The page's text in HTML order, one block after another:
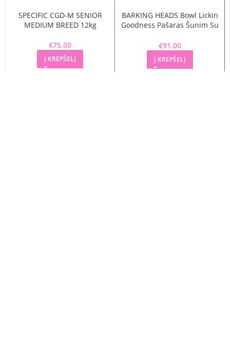
SPECIFIC CGD-M SENIOR
MEDIUM BREED 12kg
€75.00
Į KREPŠELĮ
BARKING HEADS Bowl Lickin
Goodness Pašaras Šunim Su
€91.00
Į KREPŠELĮ